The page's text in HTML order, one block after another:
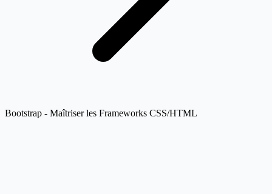
Bootstrap - Maîtriser les Frameworks CSS/HTML